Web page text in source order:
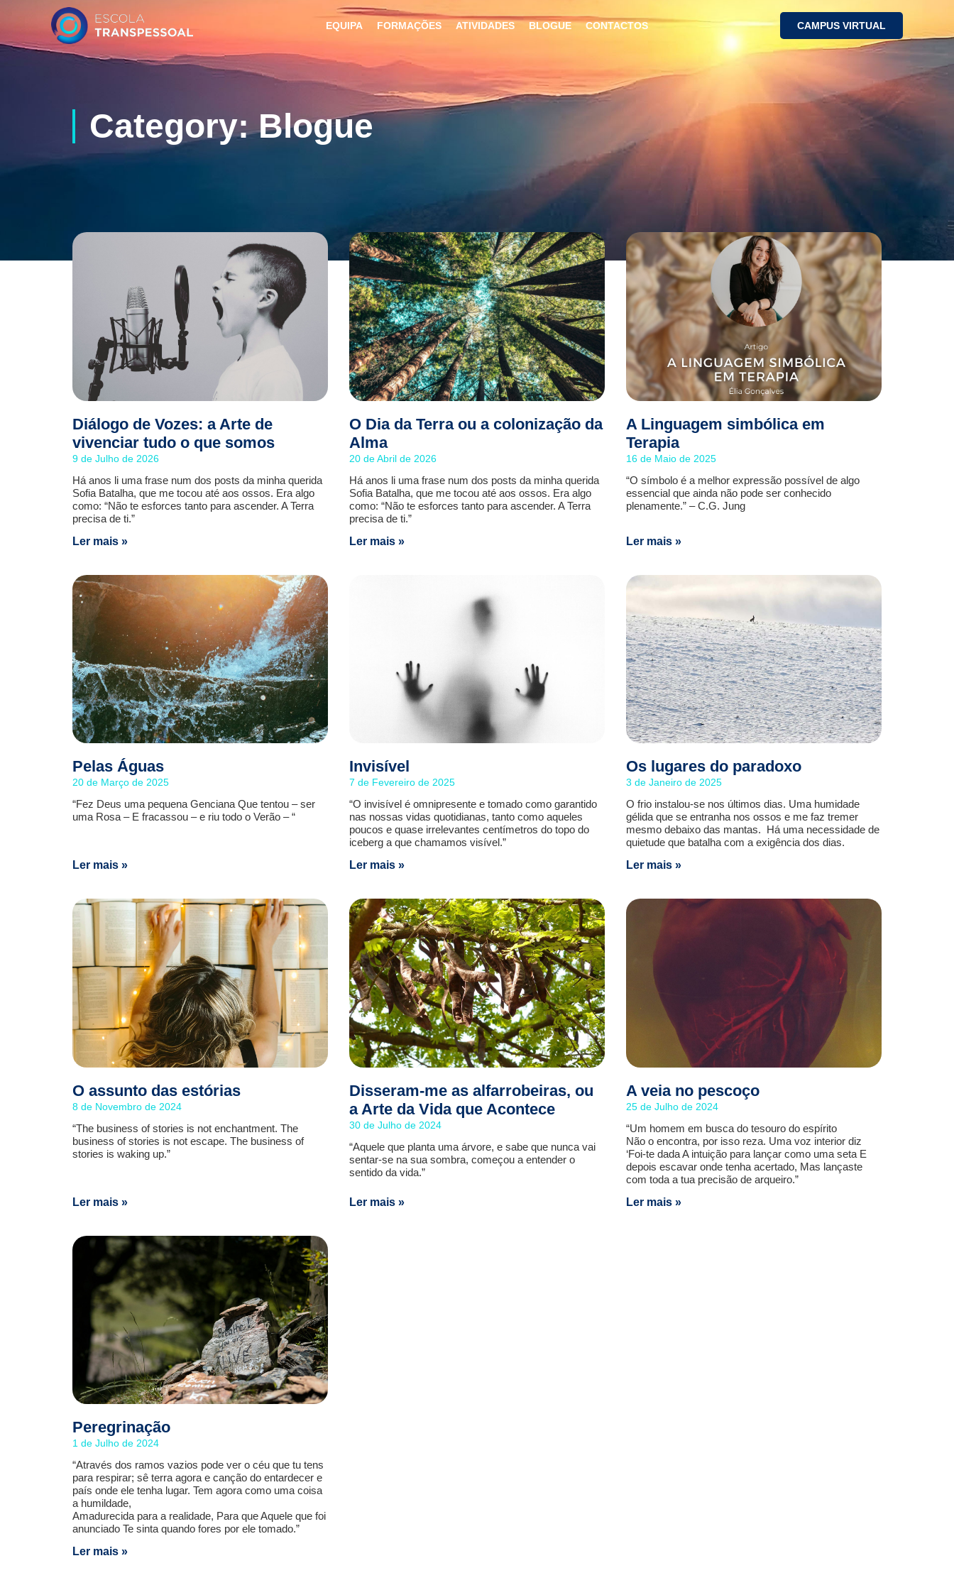
EQUIPA FORMAÇÕES ATIVIDADES BLOGUE CONTACTOS CAMPUS VIRTUAL
Category: Blogue
Diálogo de Vozes: a Arte de
vivenciar tudo o que somos
9 de Julho de 2026
Há anos li uma frase num dos posts da minha querida
Sofia Batalha, que me tocou até aos ossos. Era algo
como: “Não te esforces tanto para ascender. A Terra
precisa de ti.”
Ler mais »
O Dia da Terra ou a colonização da
Alma
20 de Abril de 2026
Há anos li uma frase num dos posts da minha querida
Sofia Batalha, que me tocou até aos ossos. Era algo
como: “Não te esforces tanto para ascender. A Terra
precisa de ti.”
Ler mais »
A Linguagem simbólica em
Terapia
16 de Maio de 2025
“O símbolo é a melhor expressão possível de algo
essencial que ainda não pode ser conhecido
plenamente.” – C.G. Jung
Ler mais »
Pelas Águas
20 de Março de 2025
“Fez Deus uma pequena Genciana Que tentou – ser
uma Rosa – E fracassou – e riu todo o Verão – “
Ler mais »
Invisível
7 de Fevereiro de 2025
“O invisível é omnipresente e tomado como garantido
nas nossas vidas quotidianas, tanto como aqueles
poucos e quase irrelevantes centímetros do topo do
iceberg a que chamamos visível.”
Ler mais »
Os lugares do paradoxo
3 de Janeiro de 2025
O frio instalou-se nos últimos dias. Uma humidade
gélida que se entranha nos ossos e me faz tremer
mesmo debaixo das mantas. Há uma necessidade de
quietude que batalha com a exigência dos dias.
Ler mais »
O assunto das estórias
8 de Novembro de 2024
“The business of stories is not enchantment. The
business of stories is not escape. The business of
stories is waking up.”
Ler mais »
Disseram-me as alfarrobeiras, ou
a Arte da Vida que Acontece
30 de Julho de 2024
“Aquele que planta uma árvore, e sabe que nunca vai
sentar-se na sua sombra, começou a entender o
sentido da vida.”
Ler mais »
A veia no pescoço
25 de Julho de 2024
“Um homem em busca do tesouro do espírito
Não o encontra, por isso reza. Uma voz interior diz
‘Foi-te dada A intuição para lançar como uma seta E
depois escavar onde tenha acertado, Mas lançaste
com toda a tua precisão de arqueiro.”
Ler mais »
Peregrinação
1 de Julho de 2024
“Através dos ramos vazios pode ver o céu que tu tens
para respirar; sê terra agora e canção do entardecer e
país onde ele tenha lugar. Tem agora como uma coisa
a humildade,
Amadurecida para a realidade, Para que Aquele que foi
anunciado Te sinta quando fores por ele tomado.”
Ler mais »